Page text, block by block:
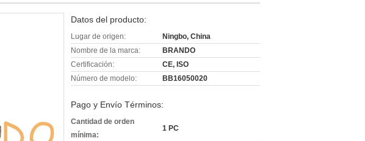
Datos del producto:
Lugar de origen:
Ningbo, China
Nombre de la marca:
BRANDO
Certificación:
CE, ISO
Número de modelo:
BB16050020
Pago y Envío Términos:
Cantidad de orden
mínima:
1 PC